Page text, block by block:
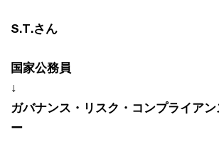
S.T.さん
国家公務員
↓
ガバナンス・リスク・コンプライア
ー